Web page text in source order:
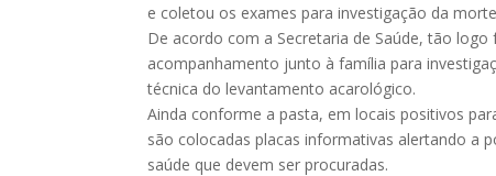
e coletou os exames para investigação da
De acordo com a Secretaria de Saúde, tão
acompanhamento junto à família para
técnica do levantamento acarológico.
Ainda conforme a pasta, em locais positivos
são colocadas placas informativas alertando a
saúde que devem ser procuradas.